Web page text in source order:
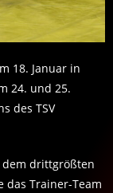
18. Januar in
24. und 25.
des TSV
drittgrößten
Trainer-Team